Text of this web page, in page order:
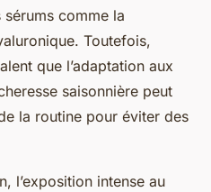
comme la
Toutefois,
que l’adaptation aux
saisonnière peut
la routine pour éviter des
l’exposition intense au